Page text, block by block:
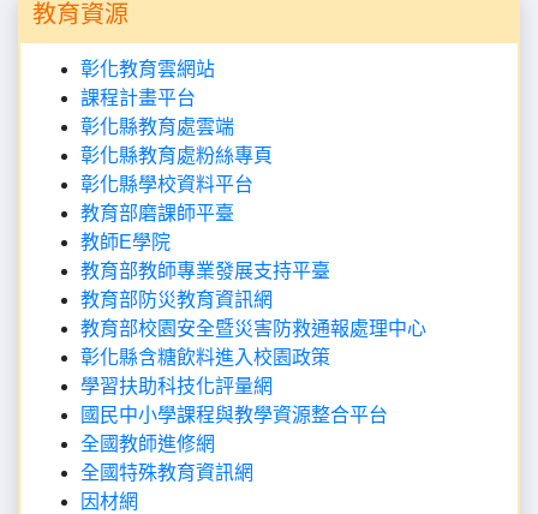
教育資源
彰化教育雲網站
課程計畫平台
彰化縣教育處雲端
彰化縣教育處粉絲專頁
彰化縣學校資料平台
教育部磨課師平臺
教師E學院
教育部教師專業發展支持平臺
教育部防災教育資訊網
教育部校園安全暨災害防救通報處理中心
彰化縣含糖飲料進入校園政策
學習扶助科技化評量網
國民中小學課程與教學資源整合平台
全國教師進修網
全國特殊教育資訊網
因材網